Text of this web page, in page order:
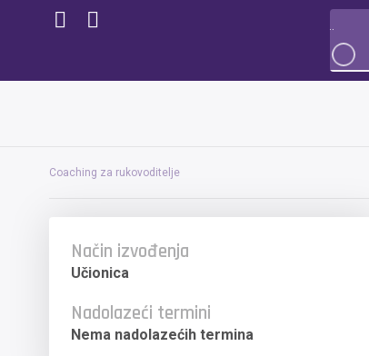
Coaching za rukovoditelje
Način izvođenja
Učionica
Nadolazeći termini
Nema nadolazećih termina